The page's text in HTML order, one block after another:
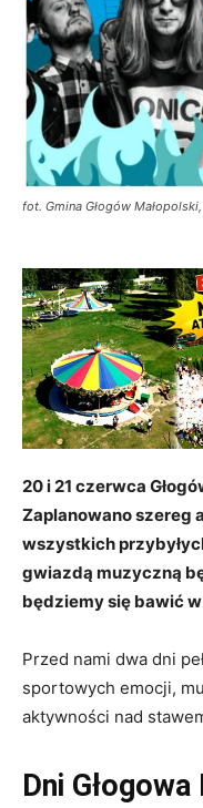
fot. Gmina Głogów
20 i 21 czerwca
Zaplanowano szereg
wszystkich
gwiazdą muzyczną
będziemy się bawić
Przed nami dwa dni
sportowych emocji,
aktywności nad
Dni